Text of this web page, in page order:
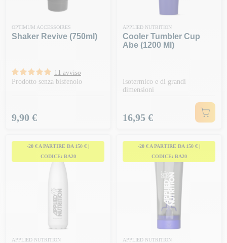
OPTIMUM ACCESSOIRES
Shaker Revive (750ml)
11 avviso
Prodotto senza bisfenolo
Prezzo
9,90 €
APPLIED NUTRITION
Cooler Tumbler Cup
Abe (1200 Ml)
Isotermico e di grandi
dimensioni
Prezzo
16,95 €
-20 € A PARTIRE DA 150 € |
CODICE: BA20
APPLIED NUTRITION
-20 € A PARTIRE DA 150 € |
CODICE: BA20
APPLIED NUTRITION